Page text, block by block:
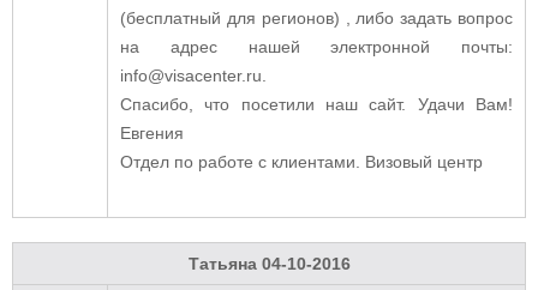
(бесплатный для регионов) , либо задать вопрос
на адрес нашей электронной почты:
info@visacenter.ru.
Спасибо, что посетили наш сайт. Удачи Вам!
Евгения
Отдел по работе с клиентами. Визовый центр
Татьяна 04-10-2016